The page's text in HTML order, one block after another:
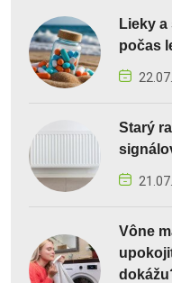
Lieky
počas
Starý
Vône